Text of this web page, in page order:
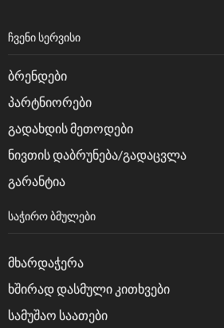
ᲩᲕᲔᲜᲘ ᲡᲔᲠᲕᲘᲡᲘ
ბრენდები
პარტნიორები
გადახდის მეთოდები
ნივთის დაბრუნება/გადაცვლა
გარანტია
ᲡᲐᲭᲘᲠᲝ ᲑᲛᲣᲚᲔᲑᲘ
მხარდაჭერა
ხშირად დასმული კითხვები
სამუშაო საათები